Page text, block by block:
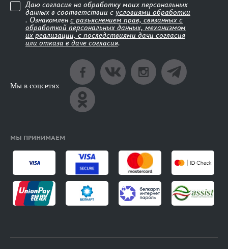
Даю согласие на обработку моих персональных
данных в соответствии с условиями обработки
. Ознакомлен с разъяснением прав, связанных с
обработкой персональных данных, механизмом
их реализации, с последствиями дачи согласия
или отказа в даче согласия.
Мы в соцсетях
МЫ ПРИНИМАЕМ